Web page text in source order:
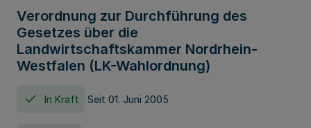
Verordnung zur Durchführung des
Gesetzes über die
Landwirtschaftskammer Nordrhein-
Westfalen (LK-Wahlordnung)
In Kraft Seit 01. Juni 2005